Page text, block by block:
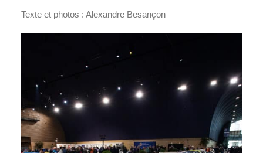
Texte et photos : Alexandre Besançon